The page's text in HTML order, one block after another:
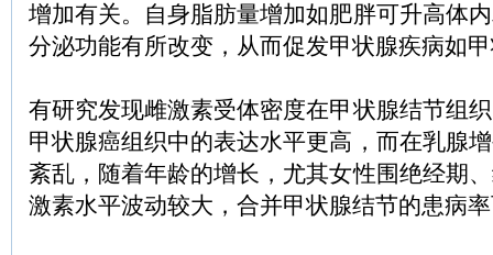
增加有关。自身脂肪量增加如肥胖可升高体
分泌功能有所改变，从而促发甲状腺疾病如
有研究发现雌激素受体密度在甲状腺结节组
甲状腺癌组织中的表达水平更高，而在乳腺
紊乱，随着年龄的增长，尤其女性围绝经期
激素水平波动较大，合并甲状腺结节的患病